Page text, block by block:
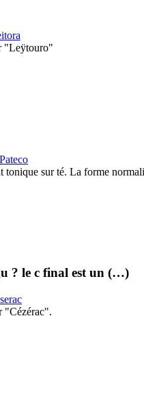
"Leÿtouro"
tonique sur té. La forme
? le c final est un (…)
"Cézérac".